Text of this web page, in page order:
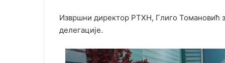
Извршни директор РТХН, Глиго Томановић
делегације.